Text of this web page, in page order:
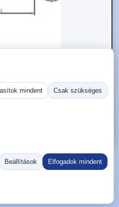
M12 60 mm DIN
10 db
Ugrás:
Rendezés:
mindent Csak szükséges
Beállítások Elfogadok mindent